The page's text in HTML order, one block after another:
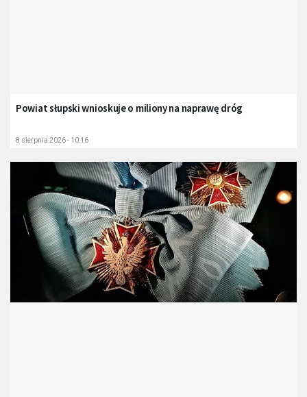
Powiat słupski wnioskuje o miliony na naprawę dróg
8 sierpnia 2026 - 10:16